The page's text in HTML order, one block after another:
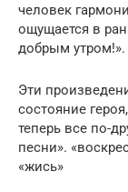
человек
ощущается в
добрым утром!».
Эти
состояние
теперь все по-
песни».
«жись»